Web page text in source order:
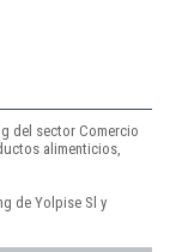
del sector Comercio
alimenticios,
de Yolpise Sl y